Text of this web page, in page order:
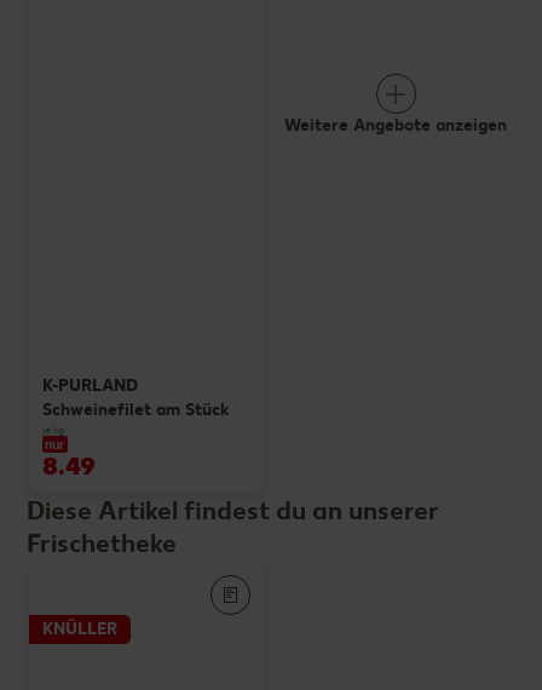
K-PURLAND
Schweinefilet am Stück
je kg
nur
8.49
Weitere Angebote anzeigen
Diese Artikel findest du an unserer
Frischetheke
KNÜLLER